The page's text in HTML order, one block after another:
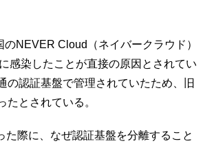
NEVER Cloud（ネイバークラウド）
感染したことが直接の原因とされてい
の認証基盤で管理されていたため、旧
とされている。
際に、なぜ認証基盤を分離すること